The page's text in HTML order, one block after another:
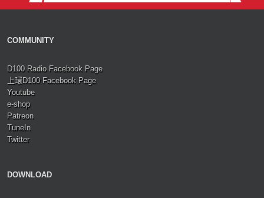
COMMUNITY
D100 Radio Facebook Page
上環D100 Facebook Page
Youtube
e-shop
Patreon
TuneIn
Twitter
DOWNLOAD